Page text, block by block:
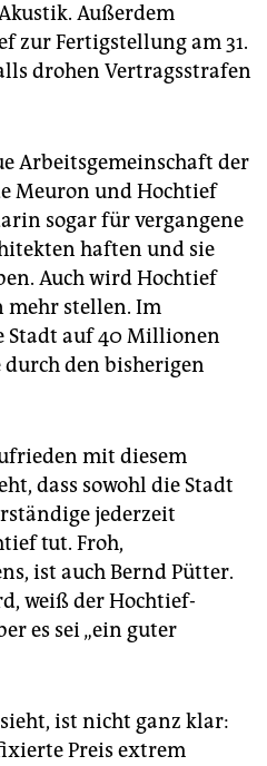
Außerdem
zur Fertigstellung am 31.
drohen Vertragsstrafen
Arbeitsgemeinschaft der
Meuron und Hochtief
sogar für vergangene
haften und sie
Auch wird Hochtief
mehr stellen. Im
Stadt auf 40 Millionen
den bisherigen
mit diesem
dass sowohl die Stadt
jederzeit
tut. Froh,
ist auch Bernd Pütter.
weiß der Hochtief-
es sei „ein guter
ist nicht ganz klar:
Preis extrem